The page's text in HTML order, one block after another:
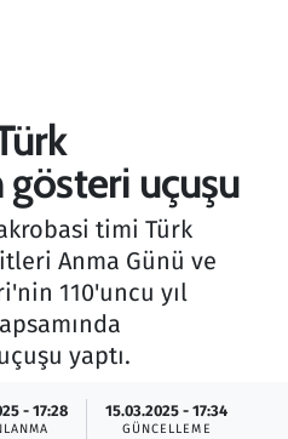
gösteri uçuşu
timi Türk
Anma Günü ve
110'uncu yıl
yaptı.
- 17:28 15.03.2025 - 17:34
GÜNCELLEME